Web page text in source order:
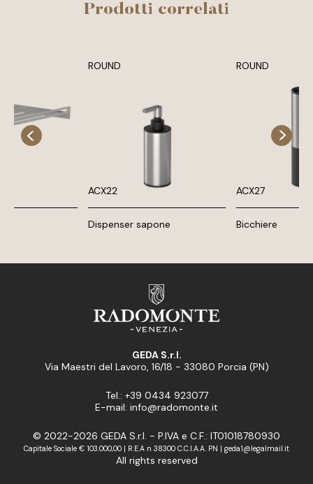
Prodotti correlati
ROUND
ACX22
Dispenser sapone
ROUND
ACX27
Bicchiere
GEDA S.r.l.
Via Maestri del Lavoro, 16/18 - 33080 Porcia (PN)
Tel.: +39 0434 923077
E-mail: info@radomonte.it
© 2022-2026 GEDA S.r.l. - P.IVA e C.F.: IT01018780930
Capitale Sociale € 103.000,00 | R.E.A n 38300 C.C.I.A.A. PN | geda1@legalmail.it
All rights reserved